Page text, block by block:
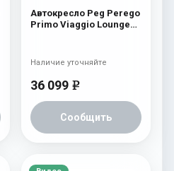
Автокресло Peg Perego
Primo Viaggio Lounge
36 099 e
Сообщить
Наличие уточняйте